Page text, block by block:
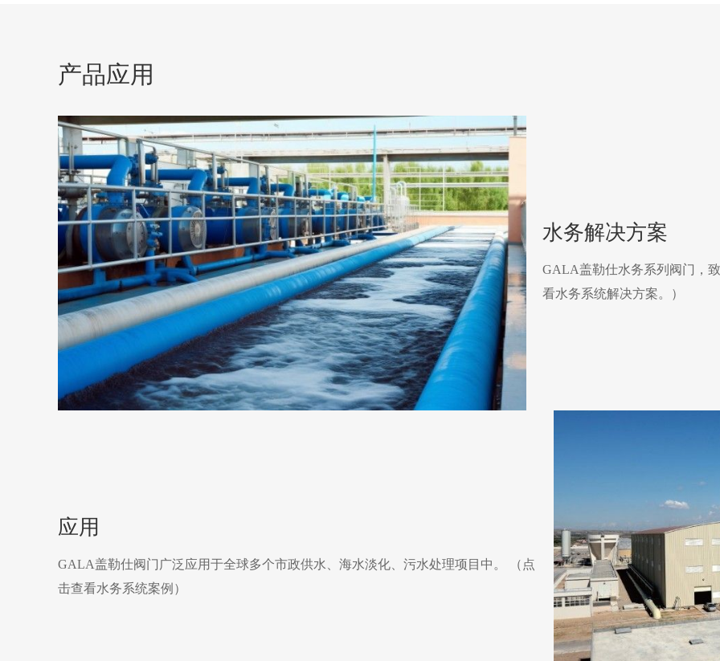
产品应用
水务解决方案
GALA盖勒仕水务系列阀门，
看水务系统解决方案。）
应用
GALA盖勒仕阀门广泛应用于全球多个市政供水、海水淡化、污水处理项目中。 （点
击查看水务系统案例）